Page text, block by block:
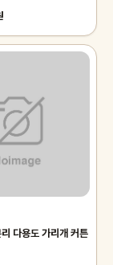
다용도 가리개 커튼